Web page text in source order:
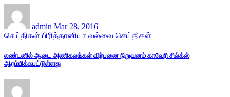
admin Mar 28, 2016
செய்திகள் பிரித்தானியா வல்வை செய்திகள்
லண்டனில் ஆடை அணிகலங்கள் விற்பனை நிறுவனம் காவேரி சில்க்ஸ்
ஆரம்பிக்கபட்டுள்ளது